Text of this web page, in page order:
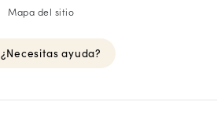
Mapa del sitio
¿Necesitas ayuda?